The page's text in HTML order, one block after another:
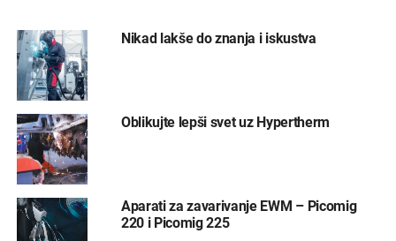
Nikad lakše do znanja i iskustva
Oblikujte lepši svet uz Hypertherm
Aparati za zavarivanje EWM – Picomig
220 i Picomig 225